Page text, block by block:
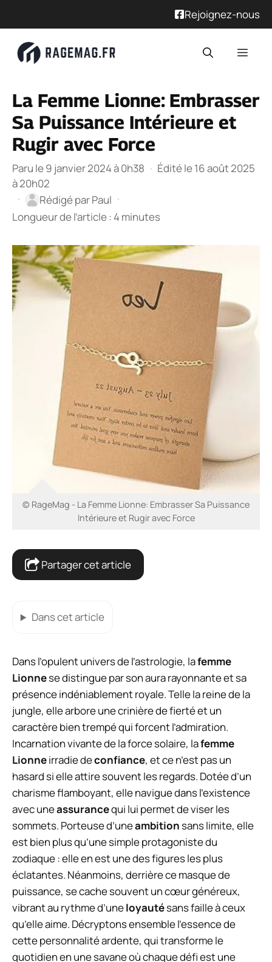
Rejoignez-nous
La Femme Lionne: Embrasser
Sa Puissance Intérieure et
Rugir avec Force
Paru le 9 janvier 2024 à 0h38 · Édité le 16 août 2025
à 20h02
·
Rédigé parPaul ·
Longueur de l’article : 4 minutes
© RageMag - La Femme Lionne: Embrasser Sa Puissance
Intérieure et Rugir avec Force
Partager cet article
Dans cet article
Dans l’opulent univers de l’astrologie, lafemme
Lionnese distingue par son aura rayonnante et sa
présence indéniablement royale. Telle la reine de la
jungle, elle arbore une crinière de fierté et un
caractère bien trempé qui forcent l’admiration.
Incarnation vivante de la force solaire, lafemme
Lionneirradie deconfiance, et ce n’est pas un
hasard si elle attire souvent les regards. Dotée d’un
charisme flamboyant, elle navigue dans l’existence
avec uneassurancequi lui permet de viser les
sommets. Porteuse d’uneambitionsans limite, elle
est bien plus qu’une simple protagoniste du
zodiaque : elle en est une des figures les plus
éclatantes. Néanmoins, derrière ce masque de
puissance, se cache souvent un cœur généreux,
vibrant au rythme d’uneloyautésans faille à ceux
qu’elle aime. Décryptons ensemble l’essence de
cette personnalité ardente, qui transforme le
quotidien en une savane où chaque défi est une